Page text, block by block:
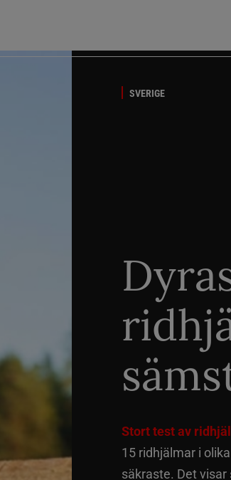
SVERIGE
Stort test av
15 ridhjälmar i
säkraste. Det